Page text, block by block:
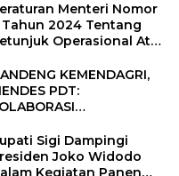
Menteri Nomor
2024 Tentang
Operasional Atas
Tahun 2025
KEMENDAGRI,
PDT:
DESA
Sigi Dampingi
Joko Widodo
Kegiatan Panen